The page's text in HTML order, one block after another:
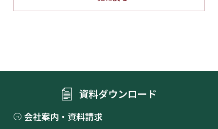
資料ダウンロード
会社案内・資料請求